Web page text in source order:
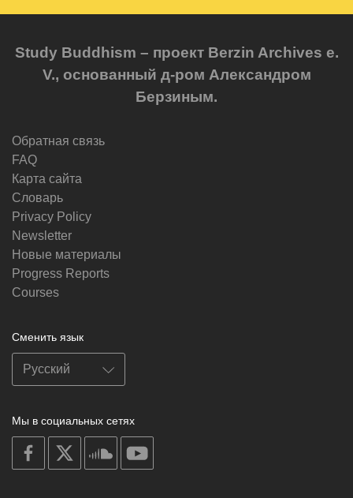
Study Buddhism – проект Berzin Archives e.
V., основанный д-ром Александром
Берзиным.
Обратная связь
FAQ
Карта сайта
Словарь
Privacy Policy
Newsletter
Новые материалы
Progress Reports
Courses
Сменить язык
Мы в социальных сетях
on
facebook
soundcloud